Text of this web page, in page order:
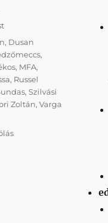
, Dusan
,
, MFA,
, Russel
,Szilvási
Zoltán,Varga
Napikispest